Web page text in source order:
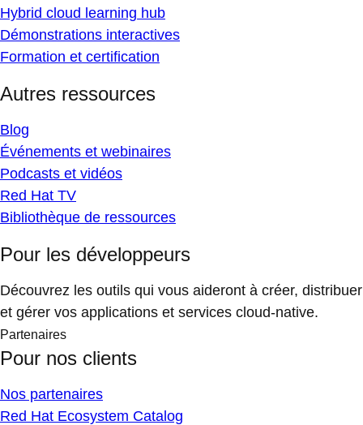
Hybrid cloud learning hub
Démonstrations interactives
Formation et certification
Autres ressources
Blog
Événements et webinaires
Podcasts et vidéos
Red Hat TV
Bibliothèque de ressources
Pour les développeurs
Découvrez les outils qui vous aideront à créer, distribuer
et gérer vos applications et services cloud-native.
Partenaires
Pour nos clients
Nos partenaires
Red Hat Ecosystem Catalog